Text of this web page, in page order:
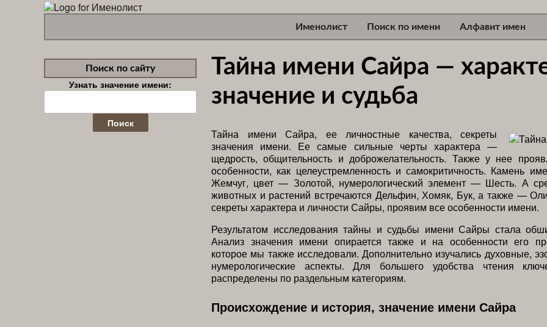
Именолист Поиск по имени Алфавит имен
Поиск по сайту
Узнать значение имени:
Найти:
Тайна имени Сайра —
значение и судьба
Тайна имени Сайра, ее личностные качества, секреты
значения имени. Ее самые сильные черты характера —
щедрость, общительность и доброжелательность. Также у нее
особенности, как целеустремленность и самокритичность. Камень
Жемчуг, цвет — Золотой, нумерологический элемент — Шесть. А
животных и растений встречаются Дельфин, Хомяк, Бук, а также —
секреты характера и личности Сайры, проявим все особенности имени.
Результатом исследования тайны и судьбы имени Сайры стала
Анализ значения имени опирается также и на особенности его
которое мы также исследовали. Дополнительно изучались духовные,
нумерологические аспекты. Для большего удобства чтения
распределены по раздельным категориям.
Происхождение и история, значение имени Сайра